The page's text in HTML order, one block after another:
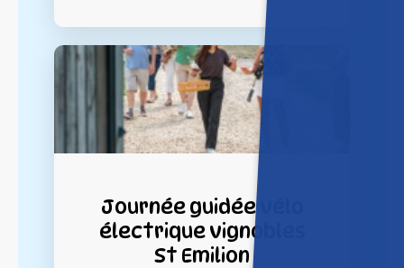
Journée guidée vélo
électrique vignobles
St Emilion